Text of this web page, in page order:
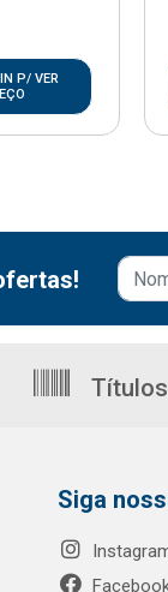
P/ VER
Títulos
Siga